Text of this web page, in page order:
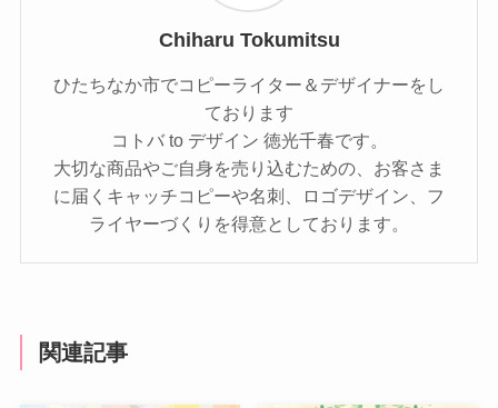
Chiharu Tokumitsu
ひたちなか市でコピーライター＆デザイナーをし
ております
コトバ to デザイン 徳光千春です。
大切な商品やご自身を売り込むための、お客さま
に届くキャッチコピーや名刺、ロゴデザイン、フ
ライヤーづくりを得意としております。
関連記事